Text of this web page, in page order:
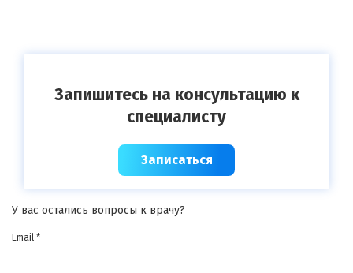
Запишитесь на консультацию к
специалисту
Записаться
У вас остались вопросы к врачу?
Email *